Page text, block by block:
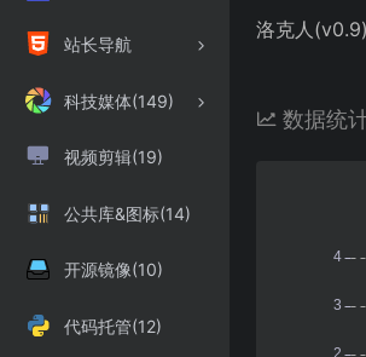
站长导航
科技媒体(149)
视频剪辑(19)
公共库&图标(14)
开源镜像(10)
代码托管(12)
洛克人
数据统